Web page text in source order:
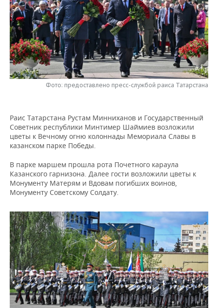
ОПК
ЭНЕРГЕТИКА
ТРАНСПОРТ
УСЛУГИ
IT
МЕДИА
ТЕЛЕКОММУНИКАЦИИ
НОВОСТИ МЕРОПРИЯТИЙ
ВЫЕЗДНАЯ РЕДАКЦИЯ
БИЗНЕС-БРАНЧИ
ONLINE-КОНФЕРЕНЦИИ
СПОРТ
НОВОСТИ СПОРТА
ФУТБОЛ
ХОККЕЙ
ВОЛЕЙБОЛ
КИБЕРСПОРТ
ФИГУРНОЕ КАТАНИЕ
ВОДНЫЕ ВИДЫ СПОРТА
ОБЩЕСТВО
НОВОСТИ ОБЩЕСТВА
ВЛАСТЬ
ИСТОРИЯ
КУЛЬТУРА
МЕДИЦИНА
ОБРАЗОВАНИЕ
ФОТОГАЛЕРЕЯ
СЮЖЕТЫ
СПИСОК ПЕРСОН
СПИСОК КОМПАНИЙ
ПОЛНАЯ ВЕРСИЯ
Фото: предоставлено пресс-службой раиса Татарстана
Раис Татарстана Рустам Минниханов и Государственный
Советник республики Минтимер Шаймиев возложили
цветы к Вечному огню колоннады Мемориала Славы в
казанском парке Победы.
В парке маршем прошла рота Почетного караула
Казанского гарнизона. Далее гости возложили цветы к
Монументу Матерям и Вдовам погибших воинов,
Монументу Советскому Солдату.